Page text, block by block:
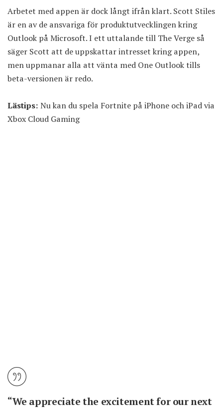
Arbetet med appen är dock långt ifrån klart. Scott Stiles
är en av de ansvariga för produktutvecklingen kring
Outlook på Microsoft. I ett uttalande till The Verge så
säger Scott att de uppskattar intresset kring appen,
men uppmanar alla att vänta med One Outlook tills
beta-versionen är redo.
Lästips: Nu kan du spela Fortnite på iPhone och iPad via
Xbox Cloud Gaming
“We appreciate the excitement for our next